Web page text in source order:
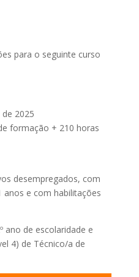
para o seguinte curso
2025
formação + 210 horas
desempregados, com
anos e com habilitações
ano de escolaridade e
4) de Técnico/a de